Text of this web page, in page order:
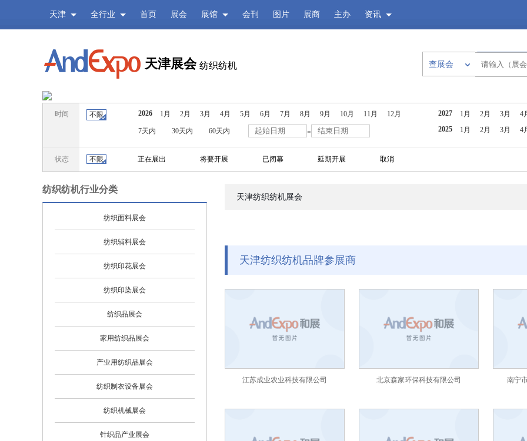
天津 全行业 首页 展会 展馆 会刊 图片 展商 主办 资讯
天津展会 纺织纺机 查展会
时间 不限 2026 1月 2月 3月 4月 5月 6月 7月 8月 9月 10月 11月 12月 2027 1月 2月 3月 4
2025
1月 2月 3月 4
7天内 30天内 60天内 -
状态 不限 正在展出 将要开展 已闭幕 延期开展 取消
天津纺织纺机展会
天津纺织纺机品牌参展商
江苏成业农业科技有限公司 北京森家环保科技有限公司 南宁
纺织纺机行业分类
纺织面料展会
纺织辅料展会
纺织印花展会
纺织印染展会
纺织品展会
家用纺织品展会
产业用纺织品展会
纺织制衣设备展会
纺织机械展会
针织品产业展会